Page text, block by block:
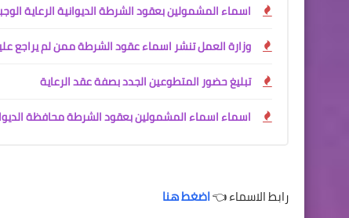
اسماء المشمولين بعقود الشرطة الديوانية الرعاية
وزارة العمل تنشر اسماء عقود الشرطة ممن لم يراجع
تبليغ حضور المتطوعين الجدد بصفة عقد الرعاية
اسماء اسماء المشمولين بعقود الشرطة محافظة
رابط الاسماء 👈اضغط هنا